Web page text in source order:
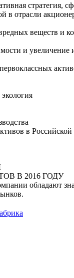
стратегия,
в отрасли
веществ и
и увеличение
в
В 2016 ГОДУ
обладают